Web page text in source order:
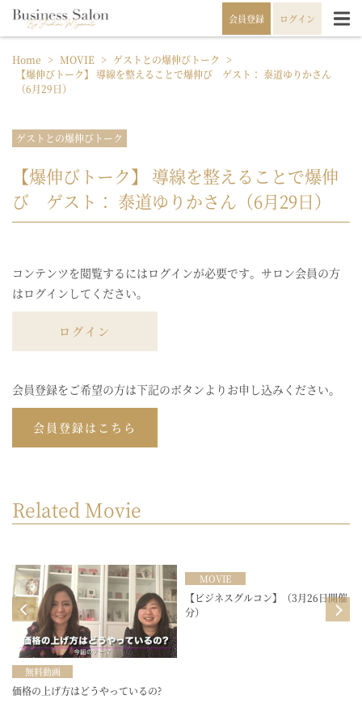
会員登録 ログイン
Home > MOVIE > ゲストとの爆伸びトーク
>
【爆伸びトーク】 導線を整えることで爆伸び ゲスト： 泰道ゆりかさん
（6月29日）
ゲストとの爆伸びトーク
【爆伸びトーク】 導線を整えることで爆伸
び ゲスト： 泰道ゆりかさん（6月29日）
コンテンツを閲覧するにはログインが必要です。サロン会員の方
はログインしてください。
ログイン
会員登録をご希望の方は下記のボタンよりお申し込みください。
会員登録はこちら
Related Movie
無料動画
価格の上げ方はどうやっているの?
MOVIE
【ビジネスグルコン】（3月26日開催
分）